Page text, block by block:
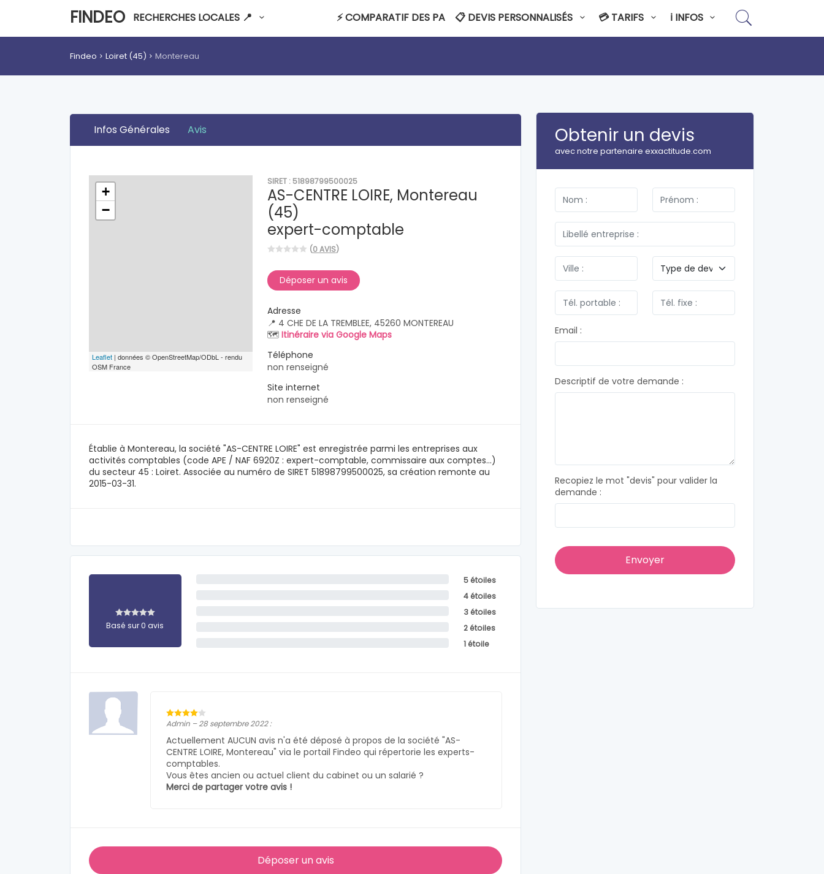
FINDEO RECHERCHES LOCALES 📍 ℹ️ INFOS
💳 TARIFS
📋 DEVIS PERSONNALISÉS
⚡ COMPARATIF DES PA
Findeo Loiret (45) Montereau
Infos Générales Avis
+
−
Leaflet | données © OpenStreetMap/ODbL - rendu
OSM France
SIRET : 51898799500025
AS-CENTRE LOIRE, Montereau
(45)
expert-comptable
(0 AVIS)
Déposer un avis
Adresse
📍 4 CHE DE LA TREMBLEE, 45260 MONTEREAU
🗺️ Itinéraire via Google Maps
Téléphone
non renseigné
Site internet
non renseigné
Établie à Montereau, la société "AS-CENTRE LOIRE" est enregistrée parmi les entreprises aux
activités comptables (code APE / NAF 6920Z : expert-comptable, commissaire aux comptes...)
du secteur 45 : Loiret. Associée au numéro de SIRET 51898799500025, sa création remonte au
2015-03-31.
Basé sur 0 avis
5 étoiles
4 étoiles
3 étoiles
2 étoiles
1 étoile
Admin – 28 septembre 2022 :
Actuellement AUCUN avis n'a été déposé à propos de la société "AS-
CENTRE LOIRE, Montereau" via le portail Findeo qui répertorie les experts-
comptables.
Vous êtes ancien ou actuel client du cabinet ou un salarié ?
Merci de partager votre avis !
Déposer un avis
Obtenir un devis
avec notre partenaire exxactitude.com
Email :
Descriptif de votre demande :
Recopiez le mot "devis" pour valider la
demande :